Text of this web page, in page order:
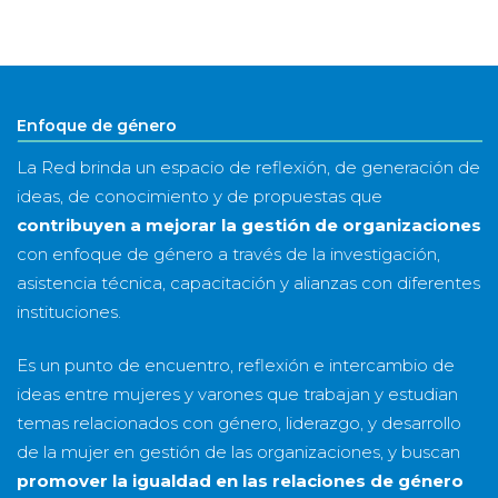
año
Enfoque de género
La Red brinda un espacio de reflexión, de generación de
ideas, de conocimiento y de propuestas que
contribuyen a mejorar la gestión de organizaciones
con enfoque de género a través de la investigación,
asistencia técnica, capacitación y alianzas con diferentes
instituciones.
Es un punto de encuentro, reflexión e intercambio de
ideas entre mujeres y varones que trabajan y estudian
temas relacionados con género, liderazgo, y desarrollo
de la mujer en gestión de las organizaciones, y buscan
promover la igualdad en las relaciones de género